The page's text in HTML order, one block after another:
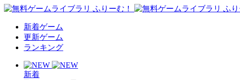
新着ゲーム
更新ゲーム
ランキング
新着